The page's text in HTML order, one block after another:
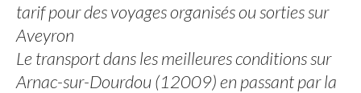
tarif pour des voyages organisés ou sorties sur
Aveyron
Le transport dans les meilleures conditions sur
Arnac-sur-Dourdou (12009) en passant par la